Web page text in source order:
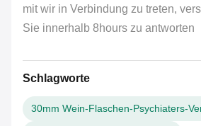
mit wir in Verbindung zu treten,
Sie innerhalb 8hours zu antworten
Schlagworte
30mm Wein-Flaschen-Psychiaters-